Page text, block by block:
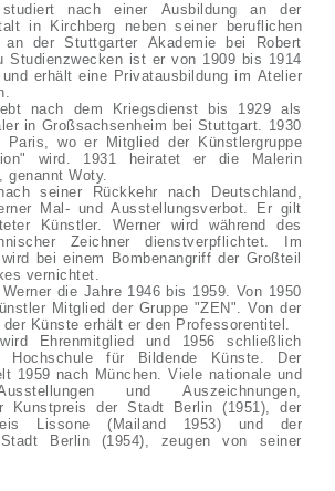
studiert nach einer Ausbildung an der
in Kirchberg neben seiner beruflichen
an der Stuttgarter Akademie bei Robert
Studienzwecken ist er von 1909 bis 1914
erhält eine Privatausbildung im Atelier
nach dem Kriegsdienst bis 1929 als
in Großsachsenheim bei Stuttgart. 1930
Paris, wo er Mitglied der Künstlergruppe
wird. 1931 heiratet er die Malerin
genannt Woty.
seiner Rückkehr nach Deutschland,
Mal- und Ausstellungsverbot. Er gilt
Künstler. Werner wird während des
Zeichner dienstverpflichtet. Im
bei einem Bombenangriff der Großteil
vernichtet.
die Jahre 1946 bis 1959. Von 1950
Mitglied der Gruppe "ZEN". Von der
der Künste erhält er den Professorentitel.
Ehrenmitglied und 1956 schließlich
Hochschule für Bildende Künste. Der
1959 nach München. Viele nationale und
und Auszeichnungen,
Kunstpreis der Stadt Berlin (1951), der
Lissone (Mailand 1953) und der
Berlin (1954), zeugen von seiner